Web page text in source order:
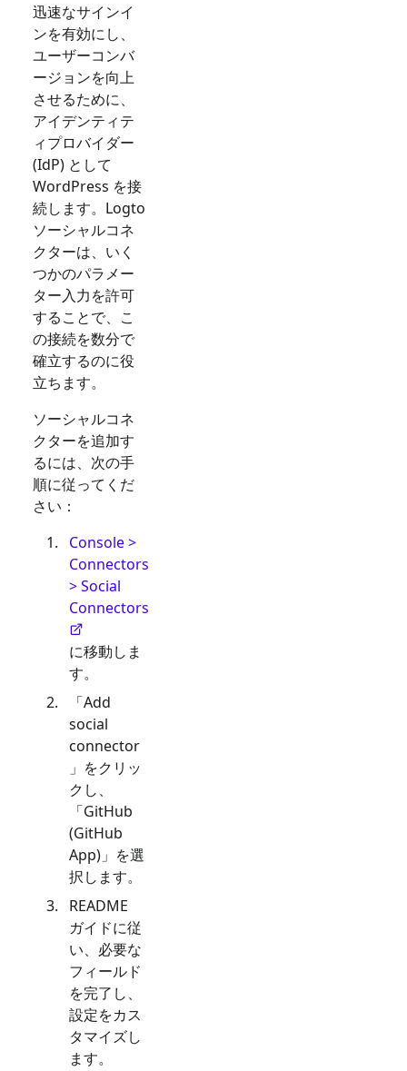
迅速なサインイ
ンを有効にし、
ユーザーコンバ
ージョンを向上
させるために、
アイデンティテ
ィプロバイダー
(IdP) として
WordPress を接
続します。Logto
ソーシャルコネ
クターは、いく
つかのパラメー
ター入力を許可
することで、こ
の接続を数分で
確立するのに役
立ちます。
ソーシャルコネ
クターを追加す
るには、次の手
順に従ってくだ
さい：
Console >
Connectors
> Social
Connectors
に移動しま
す。
「Add
social
connector
」をクリッ
クし、
「GitHub
(GitHub
App) 」を選
択します。
README
ガイドに従
い、必要な
フィールド
を完了し、
設定をカス
タマイズし
ます。